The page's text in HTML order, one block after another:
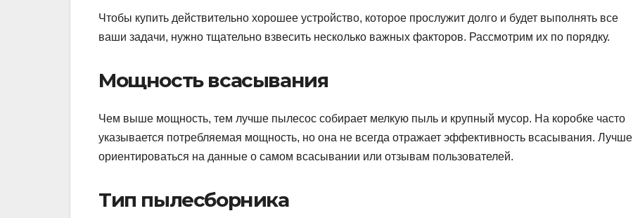
Чтобы купить действительно хорошее устройство, которое прослужит долго и будет выполнять все
ваши задачи, нужно тщательно взвесить несколько важных факторов. Рассмотрим их по порядку.
Мощность всасывания
Чем выше мощность, тем лучше пылесос собирает мелкую пыль и крупный мусор. На коробке часто
указывается потребляемая мощность, но она не всегда отражает эффективность всасывания. Лучше
ориентироваться на данные о самом всасывании или отзывам пользователей.
Тип пылесборника